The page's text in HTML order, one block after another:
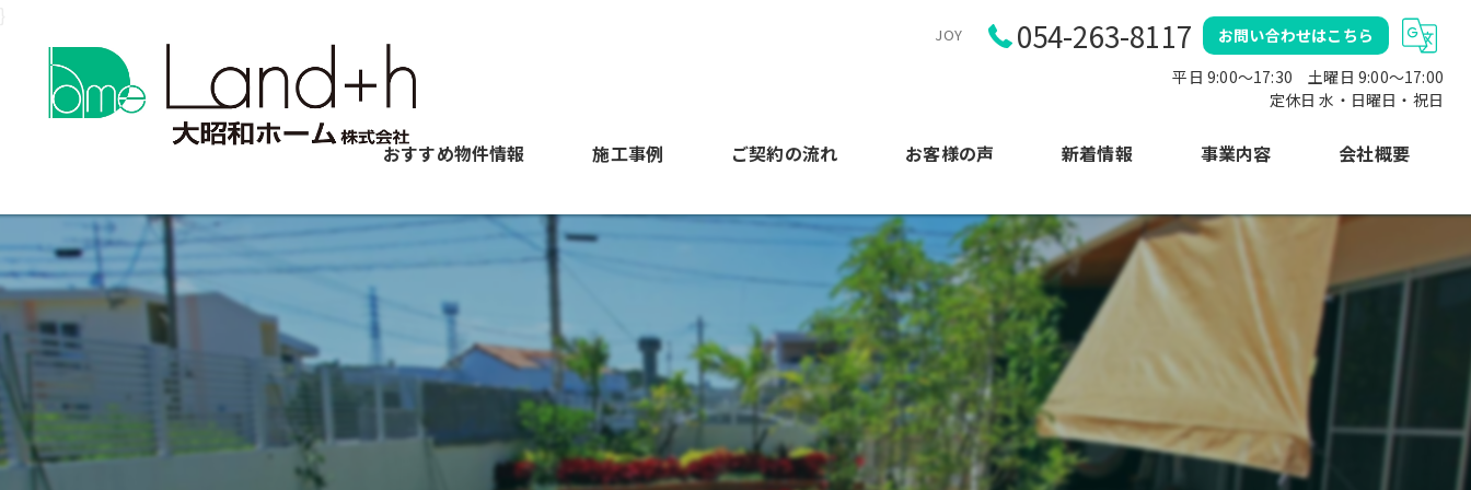
JOY 054-263-8117
お問い合わせはこちら
平日 9:00～17:30 土曜日 9:00〜17:00
定休日 水・日曜日・祝日
おすすめ物件情報 施工事例 ご契約の流れ お客様の声 新着情報 事業内容 会社概要